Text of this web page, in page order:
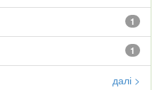
1
1
далі >